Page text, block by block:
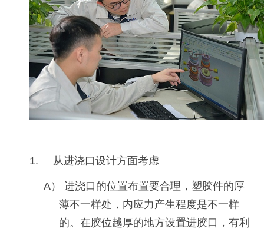
1. 从进浇口设计方面考虑
A） 进浇口的位置布置要合理，塑胶件的厚
薄不一样处，内应力产生程度是不一样
的。在胶位越厚的地方设置进胶口，有利